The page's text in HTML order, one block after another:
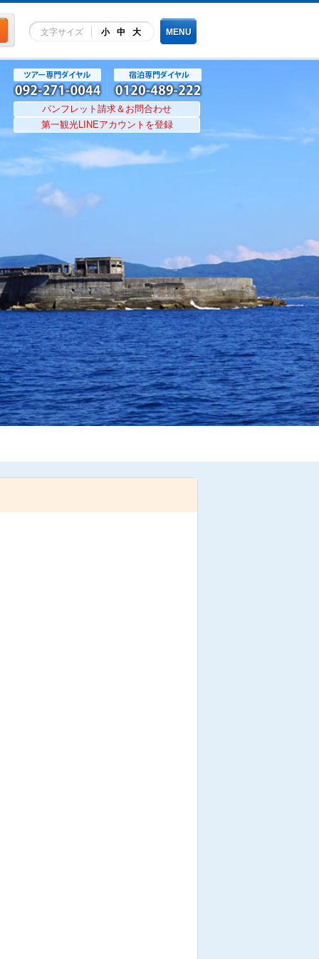
文字サイズ 小 中 大 MENU
パンフレット請求＆お問合わせ
第一観光LINEアカウントを登録